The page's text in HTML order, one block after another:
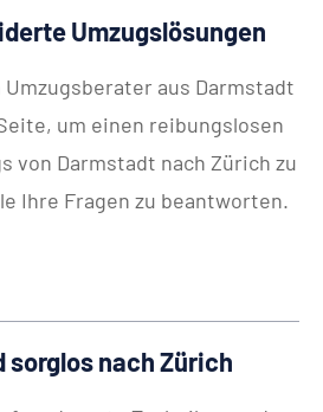
Umzugslösungen
aus Darmstadt
um einen reibungslosen
von Darmstadt nach Zürich zu
Ihre Fragen zu beantworten.
sorglos nach Zürich